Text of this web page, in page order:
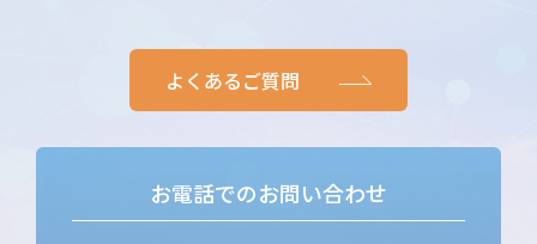
よくあるご質問
お電話でのお問い合わせ